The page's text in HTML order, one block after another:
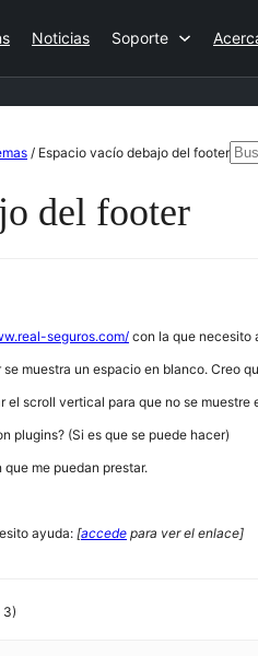
Noticias Soporte
/ Espacio vacío debajo del footer
del footer
seguros.com/ con la que necesito
muestra un espacio en blanco. Creo
el scroll vertical para que no se muestre
plugins? (Si es que se puede hacer)
me puedan prestar.
ayuda: [accede para ver el enlace]
3)